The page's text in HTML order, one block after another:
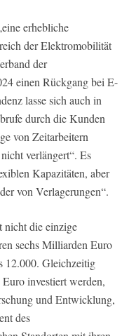
erhebliche
der Elektromobilität
der
einen Rückgang bei E-
lasse sich auch in
durch die Kunden
von Zeitarbeitern
verlängert“. Es
Kapazitäten, aber
von Verlagerungen“.
die einzige
sechs Milliarden Euro
12.000. Gleichzeitig
investiert werden,
und Entwicklung,
des